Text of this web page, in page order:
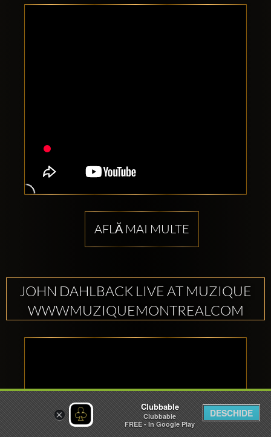
AFLĂ MAI MULTE
JOHN DAHLBACK LIVE AT MUZIQUE
WWWMUZIQUEMONTREALCOM
×
Clubbable
Clubbable
FREE - In Google Play
DESCHIDE